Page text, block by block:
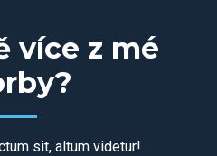
více z mé
sit, altum videtur!